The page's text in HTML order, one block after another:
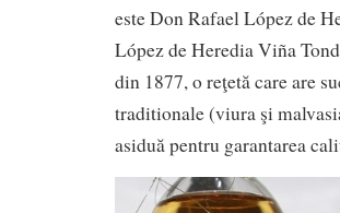
este Don Rafael López de
López de Heredia Viña
din 1877, o reţetă care are
traditionale (viura şi
asiduă pentru garantarea